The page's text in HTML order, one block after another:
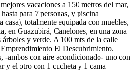
vacaciones a 150 metros del mar,
para 7 personas, y piscina
casa), totalmente equipada con muebles,
en Guazubirá, Canelones, en una zona
y verde. A 100 mts de la calle
El Descubrimiento.
-ambos con aire acondicionado- uno con
y el otro con 1 cucheta y 1 cama